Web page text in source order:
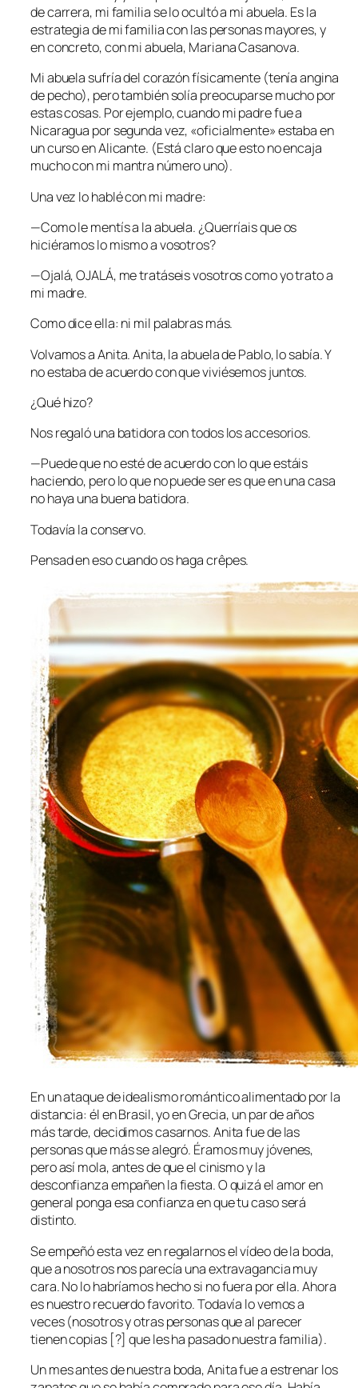
de carrera, mi familia se lo ocultó a miabuela. Es la
estrategia de mi familia con las personas mayores, y
en concreto, con mi abuela, Mariana Casanova.
Mi abuela sufría del corazón físicamente (tenía angina
de pecho), pero también solía preocuparse mucho por
estas cosas. Por ejemplo, cuando mi padre fue a
Nicaragua por segunda vez, «oficialmente» estaba en
un curso en Alicante. (Está claro que esto no encaja
mucho con mi mantra número uno).
Una vez lo hablé con mi madre:
—Como le mentís a la abuela. ¿Querríais que os
hiciéramos lo mismo a vosotros?
—Ojalá, OJALÁ, me tratáseis vosotros como yo trato a
mi madre.
Como dice ella: ni mil palabras más.
Volvamos a Anita. Anita, la abuela de Pablo, lo sabía. Y
no estaba de acuerdo con que viviésemos juntos.
¿Qué hizo?
Nos regaló una batidora con todos los accesorios.
—Puede que no esté de acuerdo con lo que estáis
haciendo, pero lo que no puede ser es que en una casa
no haya una buena batidora.
Todavía la conservo.
Pensad en eso cuando os haga crêpes.
En un ataque de idealismo romántico alimentado por la
distancia: él en Brasil, yo en Grecia, un par de años
más tarde, decidimos casarnos. Anita fue de las
personas que más se alegró. Éramos muy jóvenes,
pero así mola, antes de que el cinismo y la
desconfianza empañen la fiesta. O quizá el amor en
general ponga esa confianza en que tu caso será
distinto.
Se empeñó esta vez en regalarnos el vídeo de la boda,
que a nosotros nos parecía una extravagancia muy
cara. No lo habríamos hecho si no fuera por ella. Ahora
es nuestro recuerdo favorito. Todavía lo vemos a
veces (nosotros y otras personas que al parecer
tienen copias [?] que les ha pasado nuestra familia).
Un mes antes de nuestra boda, Anita fue a estrenar los